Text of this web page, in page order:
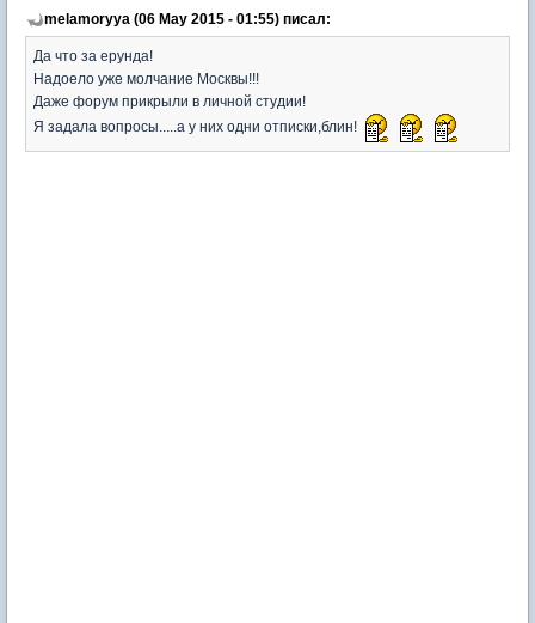
melamoryya (06 May 2015 - 01:55) писал:
Да что за ерунда!
Надоело уже молчание Москвы!!!
Даже форум прикрыли в личной студии!
Я задала вопросы.....а у них одни отписки,блин!